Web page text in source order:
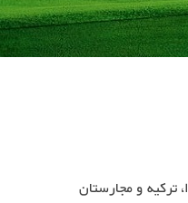
ترکیه و مجارستان